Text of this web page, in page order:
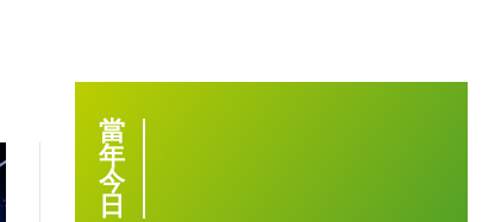
當
年
今
日